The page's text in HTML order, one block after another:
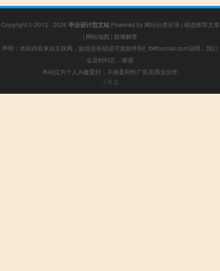
Copyright © 2012 - 2026 毕业设计范文站Powered by 网站分类目录 | 精选推荐文章
| 网站地图 | 疑难解答
声明：本站内容来自互联网，如信息有错误可发邮件到f_fb#foxmail.com说明，我们
会及时纠正，谢谢
本站仅为个人兴趣爱好，不接盈利性广告及商业合作
小男孩